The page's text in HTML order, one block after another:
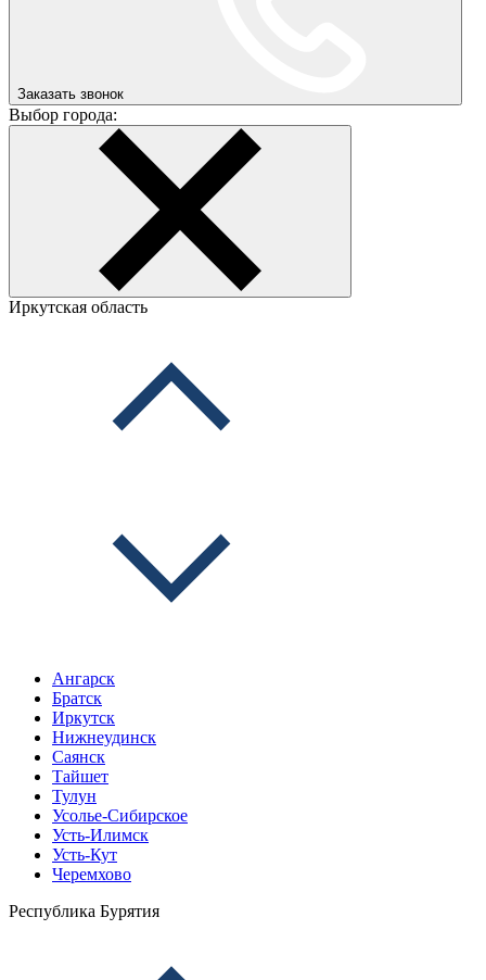
Заказать звонок
Выбор города:
Иркутская область
Ангарск
Братск
Иркутск
Нижнеудинск
Саянск
Тайшет
Тулун
Усолье-Сибирское
Усть-Илимск
Усть-Кут
Черемхово
Республика Бурятия